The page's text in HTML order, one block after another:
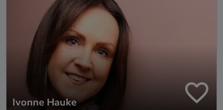
Ivonne Hauke